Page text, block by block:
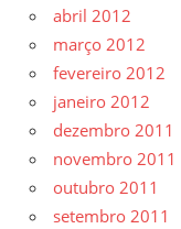
abril 2012
março 2012
fevereiro 2012
janeiro 2012
dezembro 2011
novembro 2011
outubro 2011
setembro 2011